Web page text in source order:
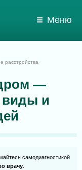
Меню
расстройства
—
и
самодиагностикой
врачу